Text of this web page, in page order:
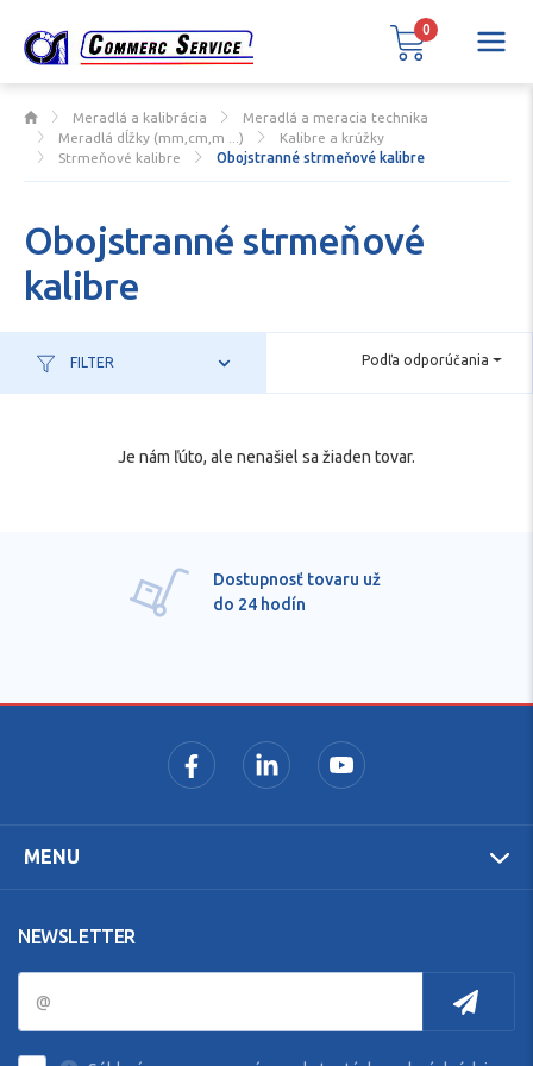
Meradlá a kalibrácia
Meradlá a meracia technika
Meradlá dĺžky (mm,cm,m ...)
Kalibre a krúžky
Strmeňové kalibre
Obojstranné strmeňové kalibre
Obojstranné strmeňové
kalibre
FILTER Podľa odporúčania
Je nám ľúto, ale nenašiel sa žiaden tovar.
Dostupnosť tovaru už
do 24 hodín
MENU
NEWSLETTER
0